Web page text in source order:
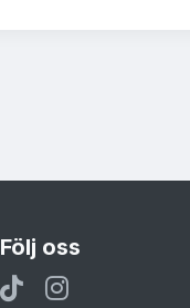
Följ oss